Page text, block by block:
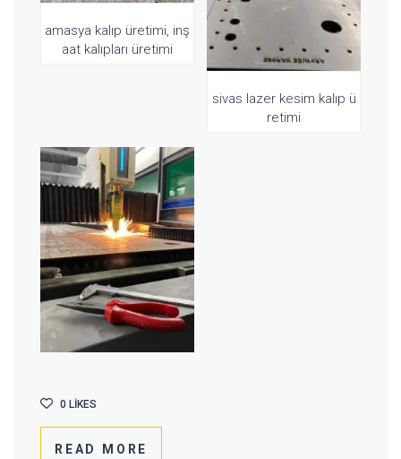
amasya kalıp üretimi, inş
aat kalıpları üretimi
sivas lazer kesim kalıp ü
retimi
READ MORE
0 LIKES